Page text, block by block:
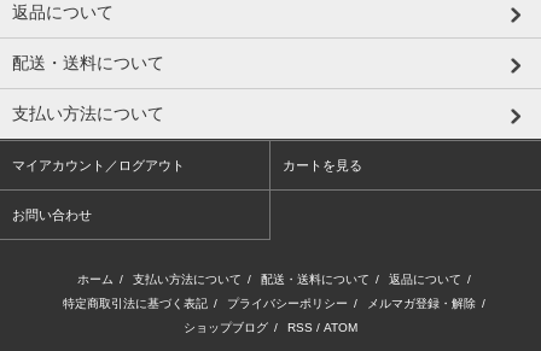
返品について
配送・送料について
支払い方法について
マイアカウント／ログアウト カートを見る
お問い合わせ
ホーム / 支払い方法について / 配送・送料について / 返品について /
特定商取引法に基づく表記 / プライバシーポリシー / メルマガ登録・解除 /
ショップブログ / RSS / ATOM